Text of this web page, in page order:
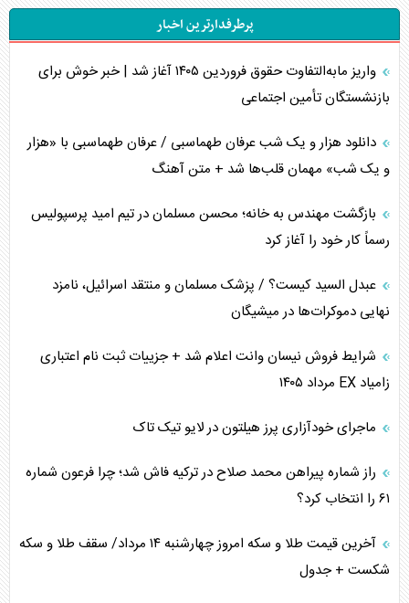
اربعین، کابوس مشترک تل‌آویو-واشنگتن
برنامه هفتم توسعه در نقطه کور سیاستگذاری
اوکراین بازوی مخرب آمریکا در غرب آسیا
اهمیت راهبردی اردن برای آمریکا
پیام، ظرفیت بالفعل‌نشده تجارت ایران
همسویی عربستان با سنتکام علیه متحدان ایران
ترامپ و توهم خلع سلاح حماس
چرا کویت به دنبال شریک امنیتی جدید است؟
اعتراف غرب به قدرت ایران در تثبیت معادلات
خطای راهبردی ترامپ مقابل برزیل
پرطرفدارترین اخبار
واریز مابه‌التفاوت حقوق فروردین ۱۴۰۵ آغاز شد | خبر خوش برای
بازنشستگان تأمین اجتماعی
دانلود هزار و یک شب عرفان طهماسبی / عرفان طهماسبی با «هزار
و یک شب» مهمان قلب‌ها شد + متن آهنگ
بازگشت مهندس به خانه؛ محسن مسلمان در تیم امید پرسپولیس
رسماً کار خود را آغاز کرد
عبدل السید کیست؟ / پزشک مسلمان و منتقد اسرائیل، نامزد
نهایی دموکرات‌ها در میشیگان
شرایط فروش نیسان وانت اعلام شد + جزییات ثبت نام اعتباری
زامیاد EX مرداد ۱۴۰۵
ماجرای خودآزاری پرز هیلتون در لایو تیک تاک
راز شماره پیراهن محمد صلاح در ترکیه فاش شد؛ چرا فرعون شماره
۶۱ را انتخاب کرد؟
آخرین قیمت طلا و سکه امروز چهارشنبه ۱۴ مرداد/ سقف طلا و سکه
شکست + جدول